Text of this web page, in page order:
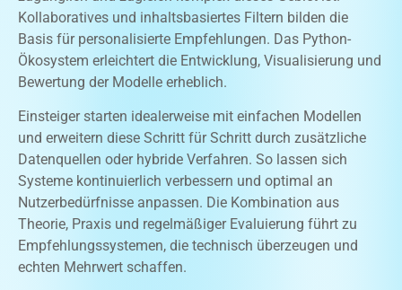
Kollaboratives und inhaltsbasiertes Filtern bilden die
Basis für personalisierte Empfehlungen. Das Python-
Ökosystem erleichtert die Entwicklung, Visualisierung und
Bewertung der Modelle erheblich.
Einsteiger starten idealerweise mit einfachen Modellen
und erweitern diese Schritt für Schritt durch zusätzliche
Datenquellen oder hybride Verfahren. So lassen sich
Systeme kontinuierlich verbessern und optimal an
Nutzerbedürfnisse anpassen. Die Kombination aus
Theorie, Praxis und regelmäßiger Evaluierung führt zu
Empfehlungssystemen, die technisch überzeugen und
echten Mehrwert schaffen.